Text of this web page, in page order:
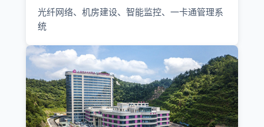
光纤网络、机房建设、智能监控、一卡通管理系
统